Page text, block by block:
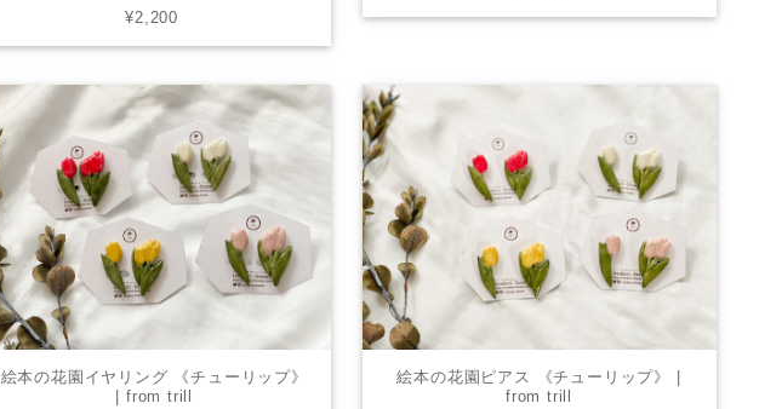
¥2,200
絵本の花園イヤリング 《チューリップ》
| from trill
絵本の花園ピアス 《チューリップ》 |
from trill